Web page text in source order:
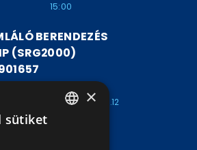
15:00
BERENDEZÉS
(SRG2000)
Vége: 2026.08.12
×
sütiket